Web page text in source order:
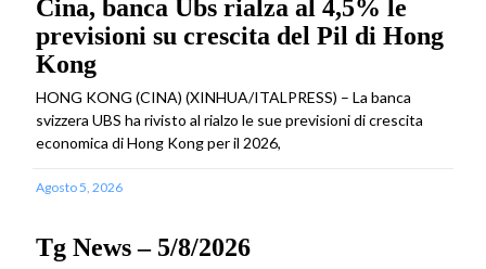
Cina, banca Ubs rialza al 4,5% le
previsioni su crescita del Pil di Hong
Kong
HONG KONG (CINA) (XINHUA/ITALPRESS) – La banca
svizzera UBS ha rivisto al rialzo le sue previsioni di crescita
economica di Hong Kong per il 2026,
Agosto 5, 2026
Tg News – 5/8/2026